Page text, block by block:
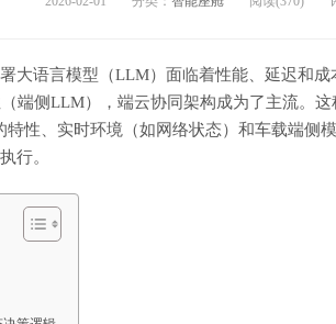
大语言模型（LLM）面临着性能、延迟和
端侧LLM），端云协同架构成为了主流。这
特性、实时环境（如网络状态）和车载端侧
行。